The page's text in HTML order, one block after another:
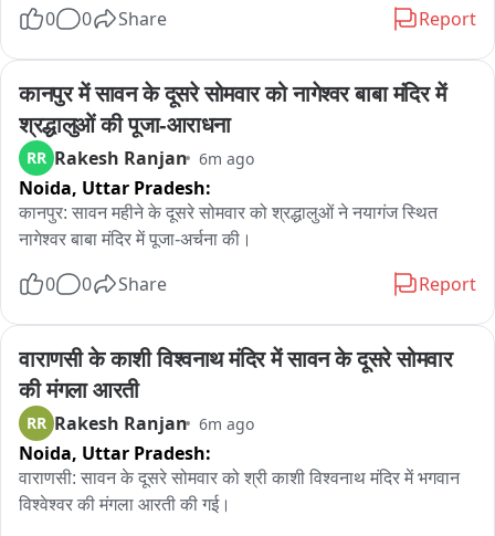
0 0 Share Report
कानपुर में सावन के दूसरे सोमवार को नागेश्वर बाबा मंदिर में
श्रद्धालुओं की पूजा-आराधना
RR Rakesh Ranjan 6m ago
Noida, Uttar Pradesh:
कानपुर: सावन महीने के दूसरे सोमवार को श्रद्धालुओं ने नयागंज स्थित
नागेश्वर बाबा मंदिर में पूजा-अर्चना की।
0 0 Share Report
वाराणसी के काशी विश्वनाथ मंदिर में सावन के दूसरे सोमवार
की मंगला आरती
RR Rakesh Ranjan 6m ago
Noida, Uttar Pradesh:
वाराणसी: सावन के दूसरे सोमवार को श्री काशी विश्वनाथ मंदिर में भगवान
विश्वेश्वर की मंगला आरती की गई।